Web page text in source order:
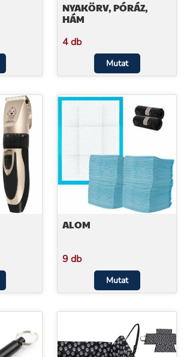
NYAKÖRV, PÓRÁZ,
HÁM
4 db
Mutat
ALOM
9 db
Mutat